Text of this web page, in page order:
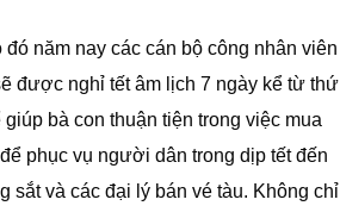
năm nay các cán bộ công nhân viên
được nghỉ tết âm lịch 7 ngày kể từ thứ
bà con thuận tiện trong việc mua
phục vụ người dân trong dịp tết đến
sắt và các đại lý bán vé tàu. Không chỉ